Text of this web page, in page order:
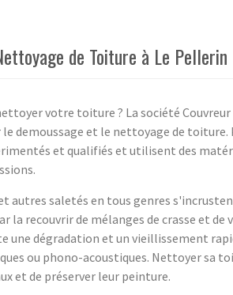
de Toiture à Le
votre toiture ? La société
le demoussage et le nettoyage de
et qualifiés et utilisent des
autres saletés en tous genres
la recouvrir de mélanges de crasse et de
une dégradation et un vieillissement
ou phono-acoustiques. Nettoyer sa
et de préserver leur peinture.